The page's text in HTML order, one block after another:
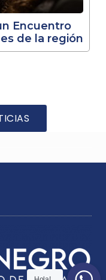
Encuentro
de la región